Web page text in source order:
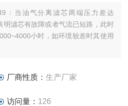
：当油气分离滤芯两端压力差达
滤芯有故障或者气流已短路，此时
小时，如环境较差时其使用
厂商性质： 生产厂家
访问量： 126